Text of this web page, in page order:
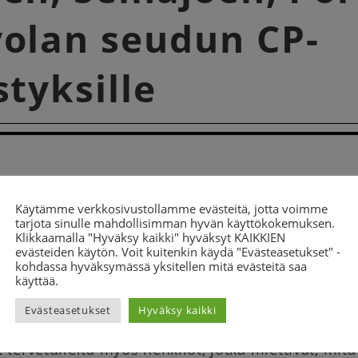
seudun CP-
18.00
hetki yhdessä vaihtaen kuulumisia
suunnitellen yhdessä yhteisiä tapahtumia tai
yhdistysten etäkahvit ovat suunnattu
tervetulleita myös henkilöt, jotka miettivät,
Käytämme verkkosivustollamme evästeitä, jotta voimme
tarjota sinulle mahdollisimman hyvän käyttökokemuksen.
Klikkaamalla "Hyväksy kaikki" hyväksyt KAIKKIEN
evästeiden käytön. Voit kuitenkin käydä "Evästeasetukset" -
kohdassa hyväksymässä yksitellen mitä evästeitä saa
käyttää.
Evästeasetukset Hyväksy kaikki